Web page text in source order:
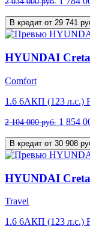
В кредит от 29
HYUNDAI Creta
Comfort
1.6 6AКП (123 л.с.)
2 104 000 руб. 1 854
В кредит от 30
HYUNDAI Creta
Travel
1.6 6AКП (123 л.с.)